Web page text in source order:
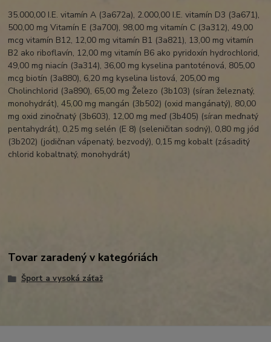
35.000,00 I.E. vitamín A (3a672a), 2.000,00 I.E. vitamín D3 (3a671),
500,00 mg Vitamín E (3a700), 98,00 mg vitamín C (3a312), 49,00
mcg vitamín B12, 12,00 mg vitamín B1 (3a821), 13,00 mg vitamín
B2 ako riboflavín, 12,00 mg vitamín B6 ako pyridoxín hydrochlorid,
49,00 mg niacín (3a314), 36,00 mg kyselina pantoténová, 805,00
mcg biotín (3a880), 6,20 mg kyselina listová, 205,00 mg
Cholinchlorid (3a890), 65,00 mg Železo (3b103) (síran železnatý,
monohydrát), 45,00 mg mangán (3b502) (oxid mangánatý), 80,00
mg oxid zinočnatý (3b603), 12,00 mg meď (3b405) (síran meďnatý
pentahydrát), 0,25 mg selén (E 8) (seleničitan sodný), 0,80 mg jód
(3b202) (jodičnan vápenatý, bezvodý), 0,15 mg kobalt (zásaditý
chlorid kobaltnatý, monohydrát)
Tovar zaradený v kategóriách
Šport a vysoká záťaž